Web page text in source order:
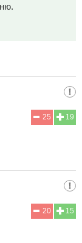
19
25
15
20